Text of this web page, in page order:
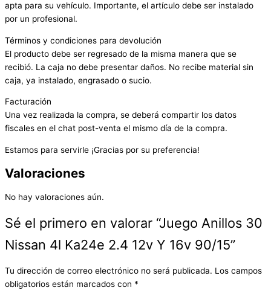
apta para su vehículo. Importante, el artículo debe ser instalado
por un profesional.
Términos y condiciones para devolución
El producto debe ser regresado de la misma manera que se
recibió. La caja no debe presentar daños. No recibe material sin
caja, ya instalado, engrasado o sucio.
Facturación
Una vez realizada la compra, se deberá compartir los datos
fiscales en el chat post-venta el mismo día de la compra.
Estamos para servirle ¡Gracias por su preferencia!
Valoraciones
No hay valoraciones aún.
Sé el primero en valorar “Juego Anillos 30
Nissan 4l Ka24e 2.4 12v Y 16v 90/15”
Tu dirección de correo electrónico no será publicada. Los campos
obligatorios están marcados con *